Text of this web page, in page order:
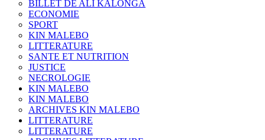
BILLET DE ALI KALONGA
ECONOMIE
SPORT
KIN MALEBO
LITTERATURE
SANTE ET NUTRITION
JUSTICE
NECROLOGIE
KIN MALEBO
KIN MALEBO
ARCHIVES KIN MALEBO
LITTERATURE
LITTERATURE